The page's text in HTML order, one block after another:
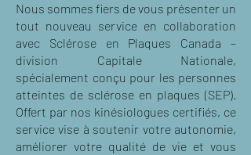
Nous sommes fiers de vous présenter un
tout nouveau service en collaboration
avec Sclérose en Plaques Canada –
division Capitale Nationale,
spécialement conçu pour les personnes
atteintes de sclérose en plaques (SEP).
Offert par nos kinésiologues certifiés, ce
service vise à soutenir votre autonomie,
améliorer votre qualité de vie et vous